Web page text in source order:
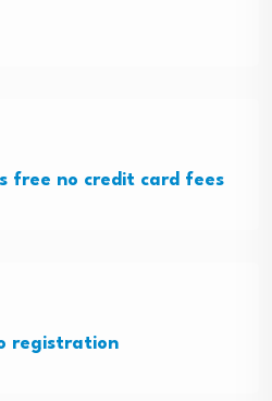
free no credit card fees
registration